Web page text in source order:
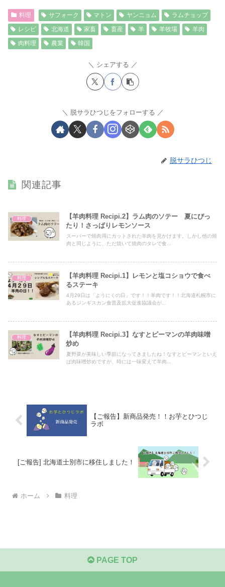
料理 サフォーク マトン ヤンニョム
ラムチョップ
レシピ
北海道 家畜 畜産 羊 羊牧場
羊肉
肉料理
農業 韓国
シェアする
脱サラひつじをフォローする
脱サラひつじ
関連記事
料理
【羊肉料理 Recipi.2】ラム肉のソテー 夏にぴっ
たり！さっぱりレモンソース
スーパーで焼肉用にカットされた羊肉を見かけます。しかし他の焼
肉と同じように、ただ焼いて焼肉のタレで食...
料理
【羊肉料理 Recipi.1】レモンと塩コショウで食べ
るステーキ
4月29日は「ようにくの日」です！！羊肉です！！北海道札幌市に
あるジンギスカン食普及拡大促進協議会が...
料理
【羊肉料理 Recipi.3】なすとピーマンの羊肉味噌
炒め
夏野菜が美味しい季節になってきましたね！なすとピーマンといえ
ば肉味噌炒めですが、時には一味変えて羊肉...
【ご報告】新商品発売！！お芋とひつじ
ラボ
[ご報告] 北海道士別市に移住しました！
ホーム 料理
PAGE TOP